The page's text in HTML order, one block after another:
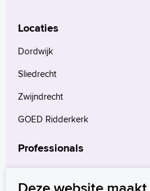
Locaties
Dordwijk
Sliedrecht
Zwijndrecht
GOED Ridderkerk
Professionals
Verwijzers